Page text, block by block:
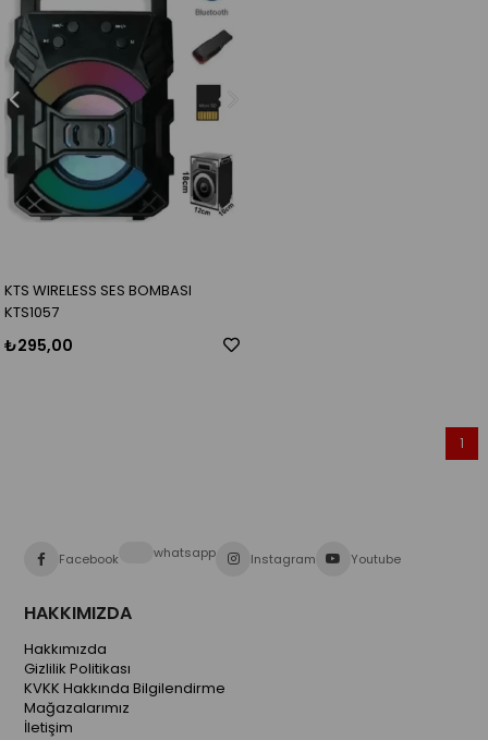
KTS WIRELESS SES BOMBASI
KTS1057
₺295,00
1
Facebook whatsapp Instagram Youtube
HAKKIMIZDA
Hakkımızda
Gizlilik Politikası
KVKK Hakkında Bilgilendirme
Mağazalarımız
İletişim